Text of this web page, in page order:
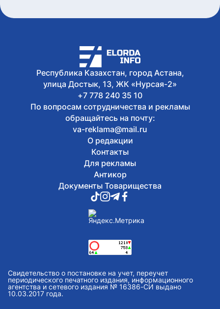
Как очищают реку Есиль от
водорослей, тины и мусора в Астане
Республика Казахстан, город Астана,
улица Достык, 13, ЖК «Нурсая-2»
+7 778 240 35 10
По вопросам сотрудничества и рекламы
обращайтесь на почту:
va-reklama@mail.ru
О редакции
Контакты
Для рекламы
Антикор
Документы Товарищества
Свидетельство о постановке на учет, переучет
периодического печатного издания, информационного
агентства и сетевого издания № 16386-СИ выдано
10.03.2017 года.